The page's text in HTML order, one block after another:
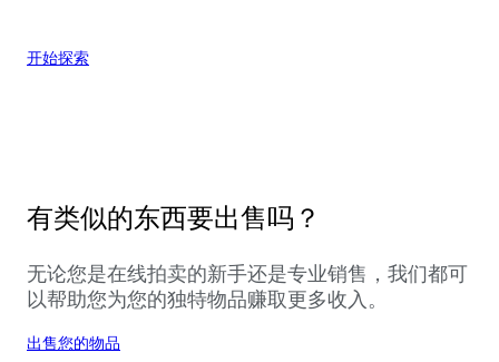
开始探索
有类似的东西要出售吗？
无论您是在线拍卖的新手还是专业销售，我们都可
以帮助您为您的独特物品赚取更多收入。
出售您的物品